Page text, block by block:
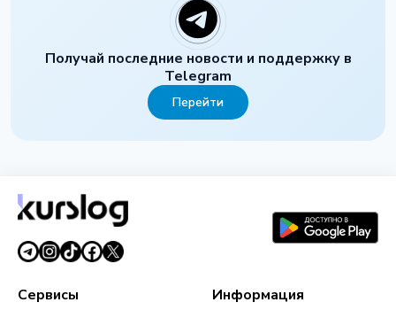
Получай последние новости и поддержку в
Telegram
Перейти
Сервисы Информация